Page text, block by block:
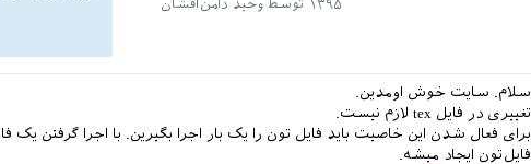
۱۳۹۵ توسط وحید دامن‌افشان
سلام. سایت خوش اومدین.
تغییری در فایل tex لازم نیست.
فایل‌تون ایجاد میشه.